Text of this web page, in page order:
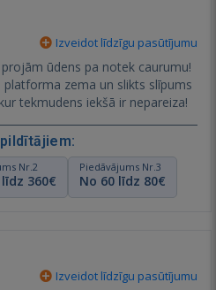
Izveidot līdzīgu pasūtījumu
ūdens pa notek caurumu!
platforma zema un slikts slīpums
tekmudens iekšā ir nepareiza!
Nr.2
360€
Piedāvājums Nr.3
No 60 līdz 80€
Izveidot līdzīgu pasūtījumu